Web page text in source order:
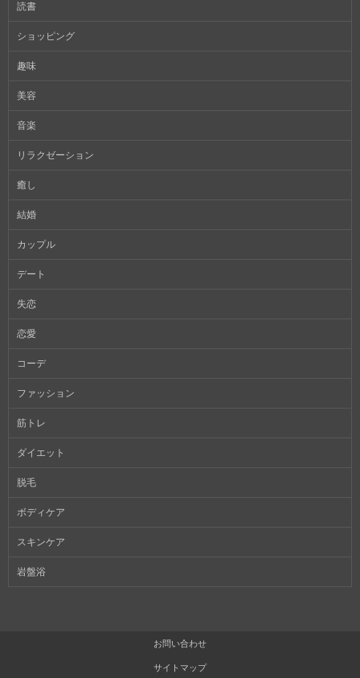
読書
ショッピング
趣味
美容
音楽
リラクゼーション
癒し
結婚
カップル
デート
失恋
恋愛
コーデ
ファッション
筋トレ
ダイエット
脱毛
ボディケア
スキンケア
岩盤浴
お問い合わせ
サイトマップ